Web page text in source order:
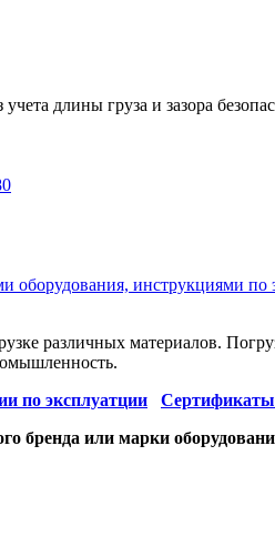
длины груза и зазора
оборудования, инструкциями
различных материалов.
по эксплуатции
Сертификаты
бренда или марки